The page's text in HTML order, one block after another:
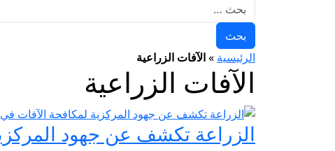
الرئيسية »الآفات الزراعية
الآفات الزراعية
الزراعة تكشف عن جهود